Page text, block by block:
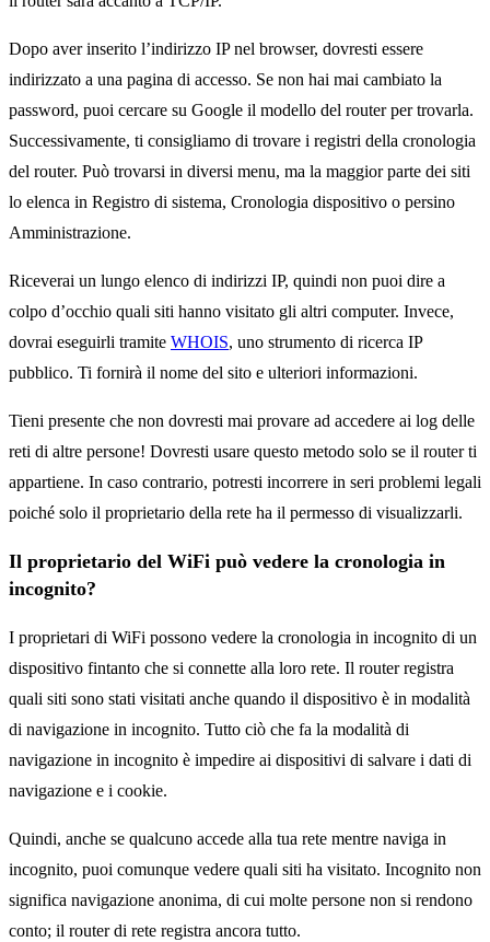
Dopo aver inserito l’indirizzo IP nel browser, dovresti essere
indirizzato a una pagina di accesso. Se non hai mai cambiato la
password, puoi cercare su Google il modello del router per trovarla.
Successivamente, ti consigliamo di trovare i registri della cronologia
del router. Può trovarsi in diversi menu, ma la maggior parte dei siti
lo elenca in Registro di sistema, Cronologia dispositivo o persino
Amministrazione.
Riceverai un lungo elenco di indirizzi IP, quindi non puoi dire a
colpo d’occhio quali siti hanno visitato gli altri computer. Invece,
dovrai eseguirli tramite WHOIS, uno strumento di ricerca IP
pubblico. Ti fornirà il nome del sito e ulteriori informazioni.
Tieni presente che non dovresti mai provare ad accedere ai log delle
reti di altre persone! Dovresti usare questo metodo solo se il router ti
appartiene. In caso contrario, potresti incorrere in seri problemi legali
poiché solo il proprietario della rete ha il permesso di visualizzarli.
Il proprietario del WiFi può vedere la cronologia in
incognito?
I proprietari di WiFi possono vedere la cronologia in incognito di un
dispositivo fintanto che si connette alla loro rete. Il router registra
quali siti sono stati visitati anche quando il dispositivo è in modalità
di navigazione in incognito. Tutto ciò che fa la modalità di
navigazione in incognito è impedire ai dispositivi di salvare i dati di
navigazione e i cookie.
Quindi, anche se qualcuno accede alla tua rete mentre naviga in
incognito, puoi comunque vedere quali siti ha visitato. Incognito non
significa navigazione anonima, di cui molte persone non si rendono
conto; il router di rete registra ancora tutto.